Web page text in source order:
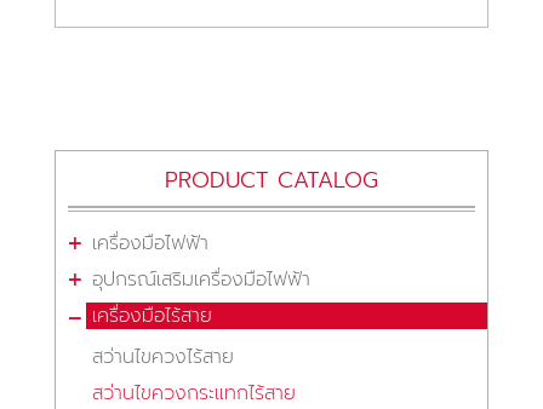
PRODUCT CATALOG
เครื่องมือไฟฟ้า
อุปกรณ์เสริมเครื่องมือไฟฟ้า
เครื่องมือไร้สาย
สว่านไขควงไร้สาย
สว่านไขควงกระแทกไร้สาย